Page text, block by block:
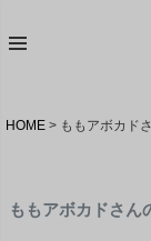
HOME ももアボカド
ももアボカドさん